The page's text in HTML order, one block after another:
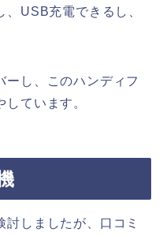
USB充電できるし、
ーし、このハンディフ
ています。
しましたが、口コミ